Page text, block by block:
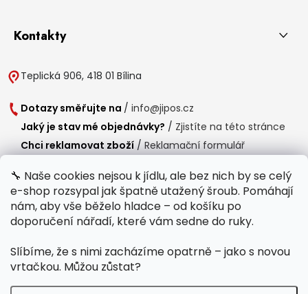
🔧 Naše cookies nejsou k jídlu, ale bez nich by se celý
e-shop rozsypal jak špatně utažený šroub. Pomáhají
nám, aby vše běželo hladce – od košíku po
doporučení nářadí, které vám sedne do ruky.
Slíbíme, že s nimi zacházíme opatrně – jako s novou
vrtačkou. Můžou zůstat?
Kontakty
Teplická 906, 418 01 Bílina
Dotazy směřujte na / info@jipos.cz
Jaký je stav mé objednávky? / Zjistíte na této stránce
Chci reklamovat zboží / Reklamační formulář
Provozní doba
Po-Čt / 8:00 - 15:00
Polední přestávka /11:00 - 11:30